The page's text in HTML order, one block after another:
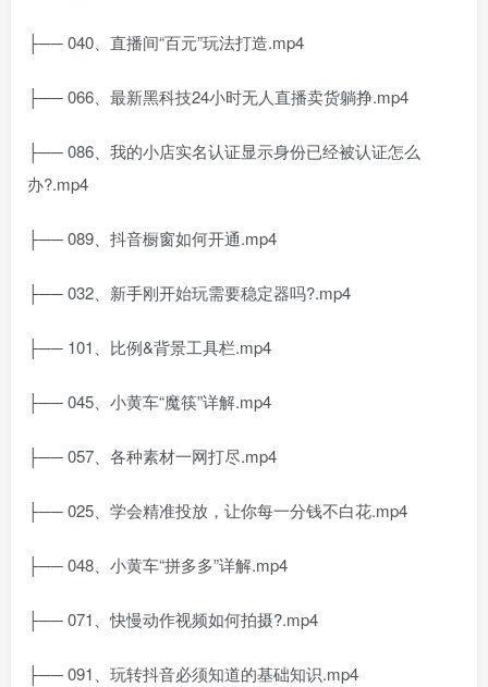
├── 040、直播间“百元”玩法打造.mp4
├── 066、最新黑科技24小时无人直播卖货躺挣.mp4
├── 086、我的小店实名认证显示身份已经被认证怎么
办?.mp4
├── 089、抖音橱窗如何开通.mp4
├── 032、新手刚开始玩需要稳定器吗?.mp4
├── 101、比例&背景工具栏.mp4
├── 045、小黄车“魔筷”详解.mp4
├── 057、各种素材一网打尽.mp4
├── 025、学会精准投放，让你每一分钱不白花.mp4
├── 048、小黄车“拼多多”详解.mp4
├── 071、快慢动作视频如何拍摄?.mp4
├── 091、玩转抖音必须知道的基础知识.mp4